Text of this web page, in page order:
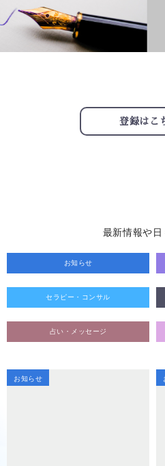
登録はこ
最新情報や
お知らせ
セラピー・コンサル
占い・メッセージ
お知らせ